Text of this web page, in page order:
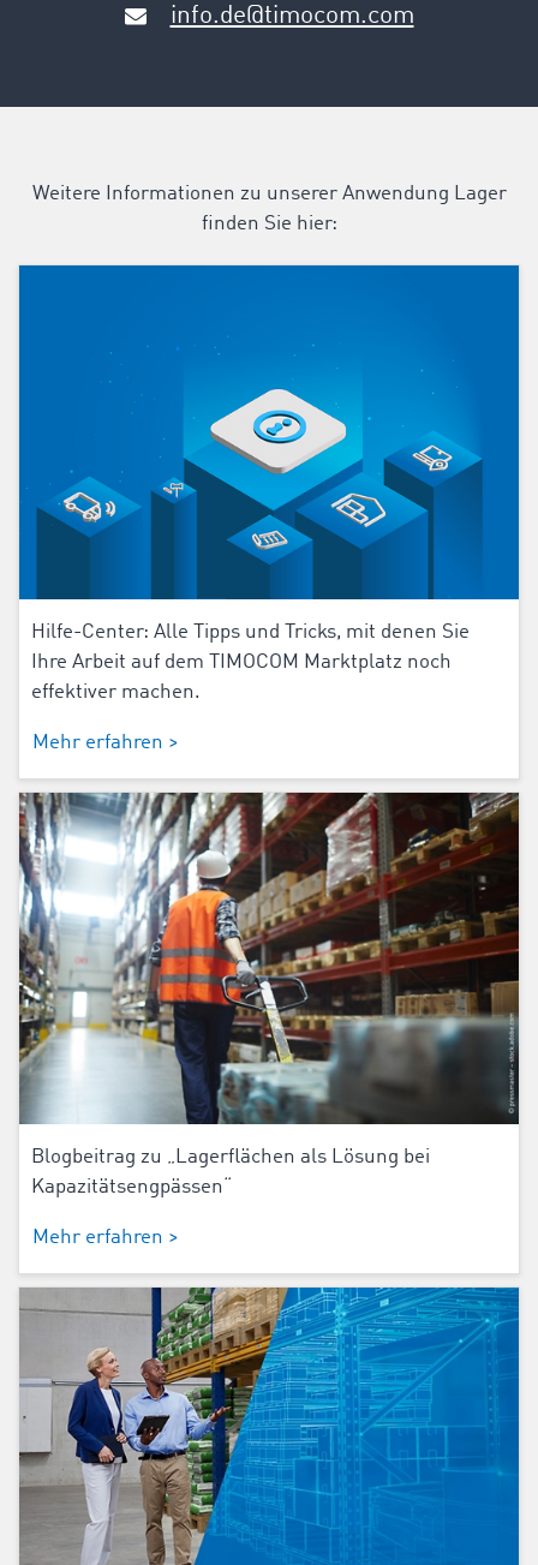
info.de@timocom.com
Weitere Informationen zu unserer Anwendung Lager
finden Sie hier:
Hilfe-Center: Alle Tipps und Tricks, mit denen Sie
Ihre Arbeit auf dem TIMOCOM Marktplatz noch
effektiver machen.
Mehr erfahren >
Blogbeitrag zu „Lagerflächen als Lösung bei
Kapazitätsengpässen“
Mehr erfahren >